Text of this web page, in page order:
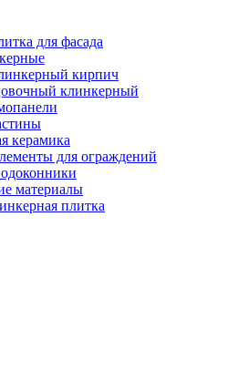
для фасада
кирпич
клинкерный
керамика
для ограждений
материалы
плитка